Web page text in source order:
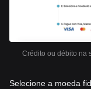
Crédito ou débito na
Selecione a moeda